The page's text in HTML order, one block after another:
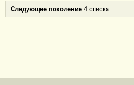
Следующее поколение 4 списка